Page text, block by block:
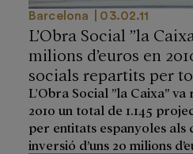
Barcelona 03.02.11
L’Obra Social ”la
milions d’euros en
socials repartits per
L'Obra Social ”la Caixa”
2010 un total de 1.145
per entitats espanyoles als
inversió d’uns 20 milions